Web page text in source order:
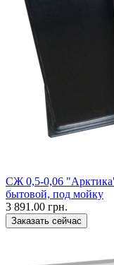
CЖ 0,5-0,06
бытовой, под мойку
3 891.00 грн.
Заказать сейчас